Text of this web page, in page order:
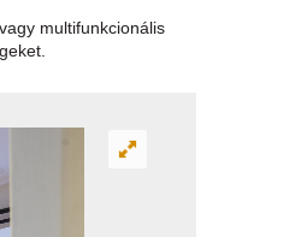
multifunkcionális